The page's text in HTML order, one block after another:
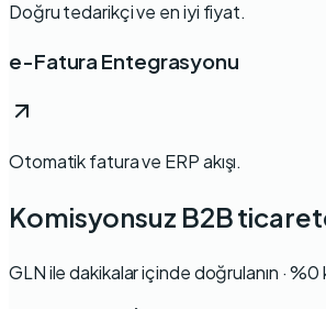
Doğru tedarikçi ve en iyi fiyat.
e-Fatura Entegrasyonu
Otomatik fatura ve ERP akışı.
Komisyonsuz B2B
GLN ile dakikalar içinde doğrulanın ·